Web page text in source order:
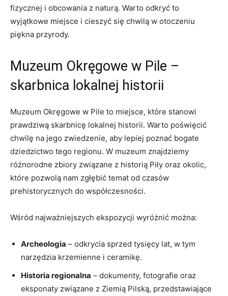
⁤fizycznej i obcowania z naturą. Warto​ odkryć to
wyjątkowe miejsce i ⁣cieszyć‌ się chwilą w otoczeniu
piękna przyrody.
Muzeum Okręgowe ‌w Pile –
⁢skarbnica lokalnej historii
Muzeum Okręgowe⁣ w Pile⁣ to miejsce, które stanowi
prawdziwą ‌skarbnicę lokalnej historii. Warto poświęcić
chwilę na jego zwiedzenie, aby lepiej poznać bogate
dziedzictwo tego regionu. W ‍muzeum znajdziemy
różnorodne zbiory związane z‌ historią Piły‌ oraz⁣ okolic,
które pozwolą⁢ nam zgłębić temat od⁢ czasów
prehistorycznych do współczesności.
Wśród najważniejszych ekspozycji wyróżnić można:
Archeologia – odkrycia sprzed tysięcy lat, ⁤w tym
narzędzia krzemienne i ceramikę.
Historia ​regionalna – dokumenty, fotografie oraz
eksponaty związane z Ziemią Pilską, przedstawiające